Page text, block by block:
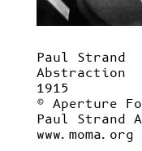
Paul Strand
Abstraction
1915
© Aperture
Paul Strand
www.moma.org